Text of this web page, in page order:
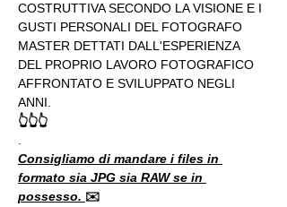
COSTRUTTIVA SECONDO LA VISIONE E I
GUSTI PERSONALI DEL FOTOGRAFO
MASTER DETTATI DALL'ESPERIENZA
DEL PROPRIO LAVORO FOTOGRAFICO
AFFRONTATO E SVILUPPATO NEGLI
ANNI.
👆👆👆
Consigliamo di mandare i files in
formato sia JPG sia RAW se in
possesso. ✉️